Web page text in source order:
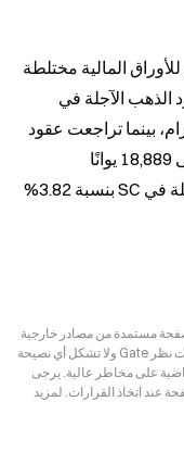
مستمدة من مصادر خارجية
وهي للمرجعية فقط. لا تمثل هذه المعلومات آراء أو وجهات نظر Gate ولا تشكل أي نصيحة
على مخاطر عالية. يرجى
عند اتخاذ القرارات. لمزيد